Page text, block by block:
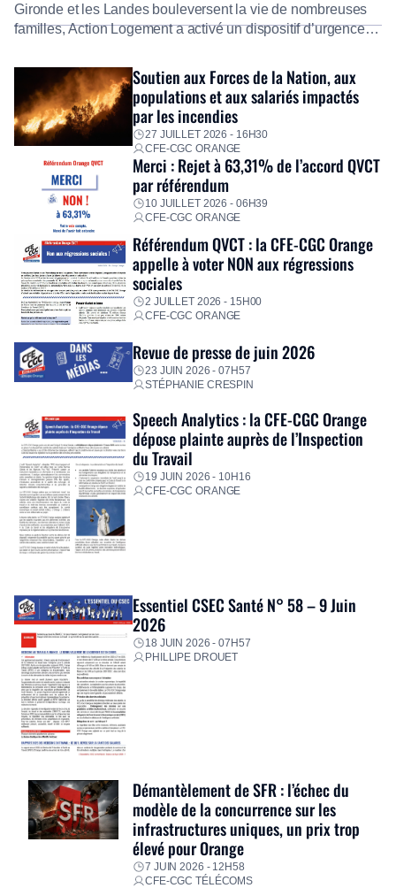
Gironde et les Landes bouleversent la vie de nombreuses
familles, Action Logement a activé un dispositif d’urgence
Fidèle à sa mission d’utilité sociale, le Groupe mobilise
immédiatement ses équipes afin de proposer un diagnostic
personnalisé, des aides financières pour faire face aux
premières dépenses, […]
Soutien aux Forces de la Nation, aux
populations et aux salariés impactés
par les incendies
27 JUILLET 2026 - 16H30
CFE-CGC ORANGE
Merci : Rejet à 63,31% de l’accord QVCT
par référendum
10 JUILLET 2026 - 06H39
CFE-CGC ORANGE
Référendum QVCT : la CFE-CGC Orange
appelle à voter NON aux régressions
sociales
2 JUILLET 2026 - 15H00
CFE-CGC ORANGE
Revue de presse de juin 2026
23 JUIN 2026 - 07H57
STÉPHANIE CRESPIN
Speech Analytics : la CFE-CGC Orange
dépose plainte auprès de l’Inspection
du Travail
19 JUIN 2026 - 10H16
CFE-CGC ORANGE
Essentiel CSEC Santé N° 58 – 9 Juin
2026
18 JUIN 2026 - 07H57
PHILLIPE DROUET
Démantèlement de SFR : l’échec du
modèle de la concurrence sur les
infrastructures uniques, un prix trop
élevé pour Orange
7 JUIN 2026 - 12H58
CFE-CGC TÉLÉCOMS